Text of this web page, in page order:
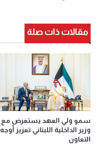
مقالات ذات صلة
سمو ولي العهد يستعرض مع
وزير الداخلية اللبناني تعزيز أوجه
التعاون